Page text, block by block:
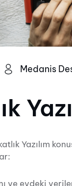
Medanis
Yazılım
ve evdeki